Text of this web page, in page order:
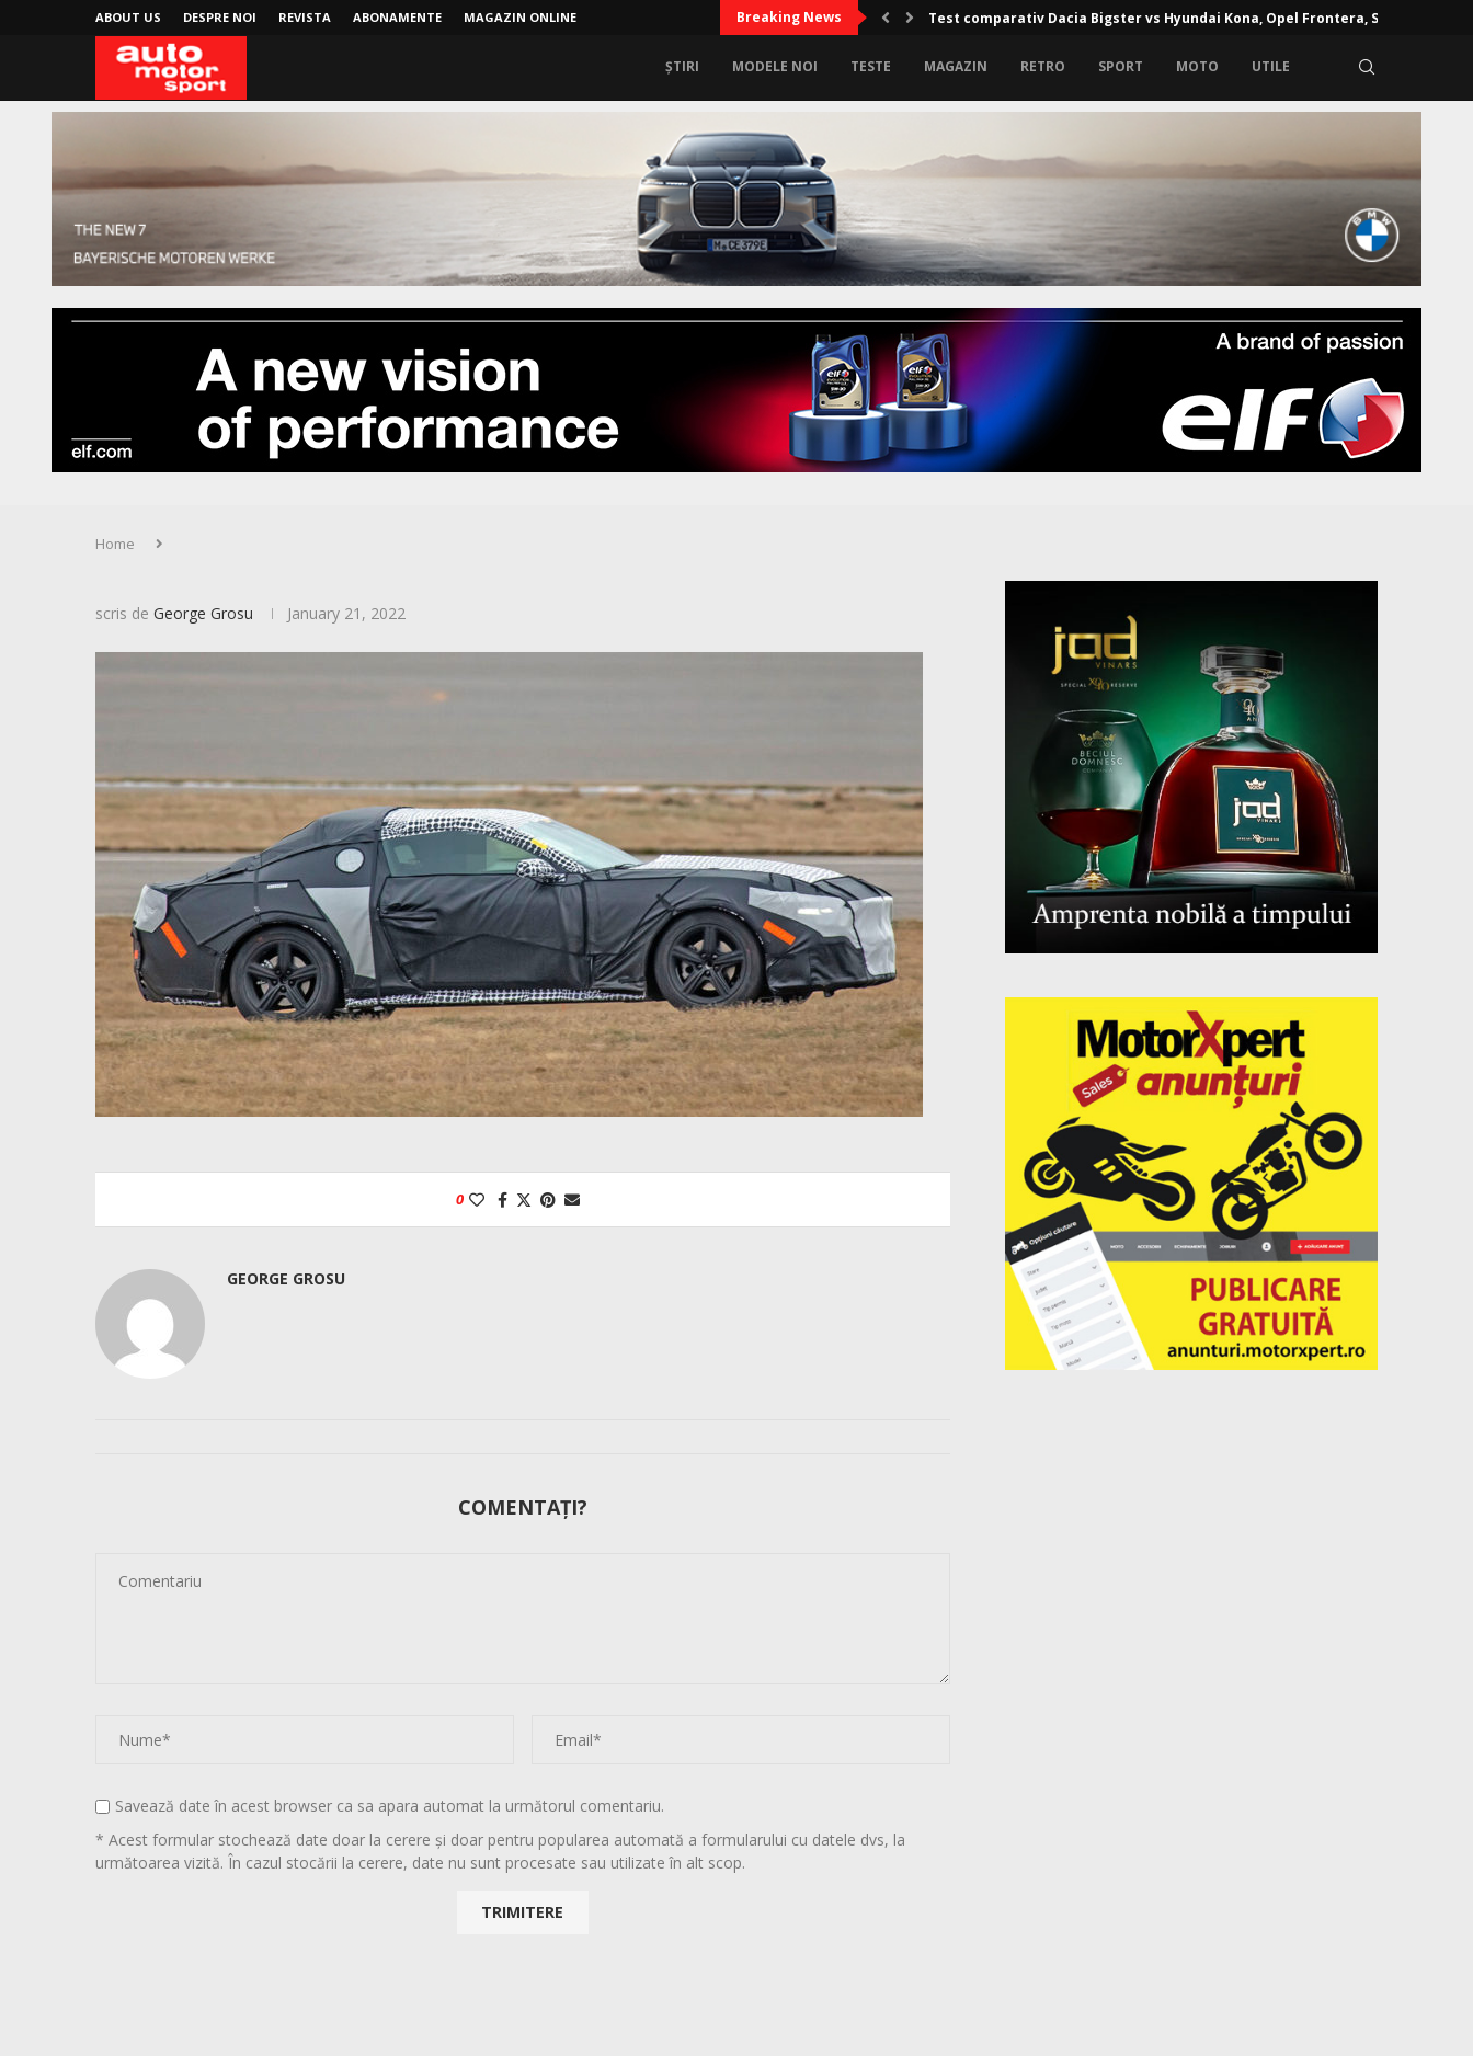
ABOUT US DESPRE NOI REVISTA ABONAMENTE MAGAZIN ONLINE Breaking News Test comparativ Dacia Bigster vs Hyundai Kona, Opel Frontera, Skoda...
ȘTIRI MODELE NOI TESTE MAGAZIN RETRO SPORT MOTO UTILE
Home
scris de George Grosu January 21, 2022
0
GEORGE GROSU
COMENTAȚI?
Savează date în acest browser ca sa apara automat la următorul comentariu.
* Acest formular stochează date doar la cerere și doar pentru popularea automată a formularului cu datele dvs, la
următoarea vizită. În cazul stocării la cerere, date nu sunt procesate sau utilizate în alt scop.